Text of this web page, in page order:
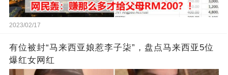
2023/02/17
有位被封“马来西亚娘惹李子柒”，盘点马来西亚5位
爆红女网红